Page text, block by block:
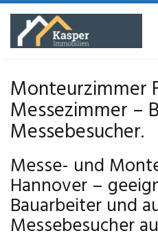
Skip
main
Monteurzimmer
Messezimmer –
Messebesucher.
Messe- und
Hannover –
Bauarbeiter und
Messebesucher